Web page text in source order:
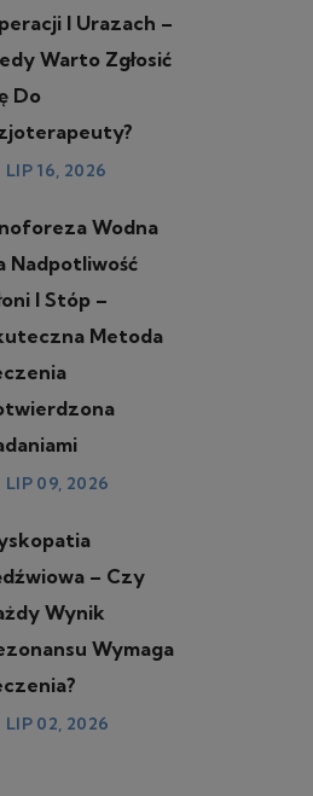
I Urazach –
Warto Zgłosić
Do
LIP 16, 2026
Wodna
Nadpotliwość
I Stóp –
Metoda
LIP 09, 2026
– Czy
Wynik
Wymaga
LIP 02, 2026